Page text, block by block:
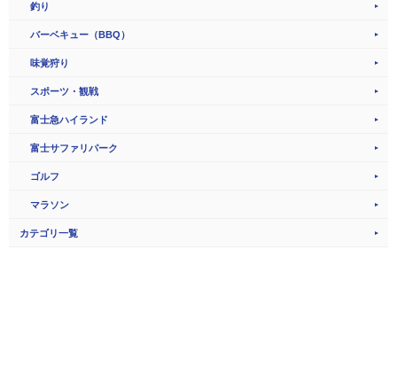
釣り
バーベキュー（BBQ）
味覚狩り
スポーツ・観戦
富士急ハイランド
富士サファリパーク
ゴルフ
マラソン
カテゴリ一覧